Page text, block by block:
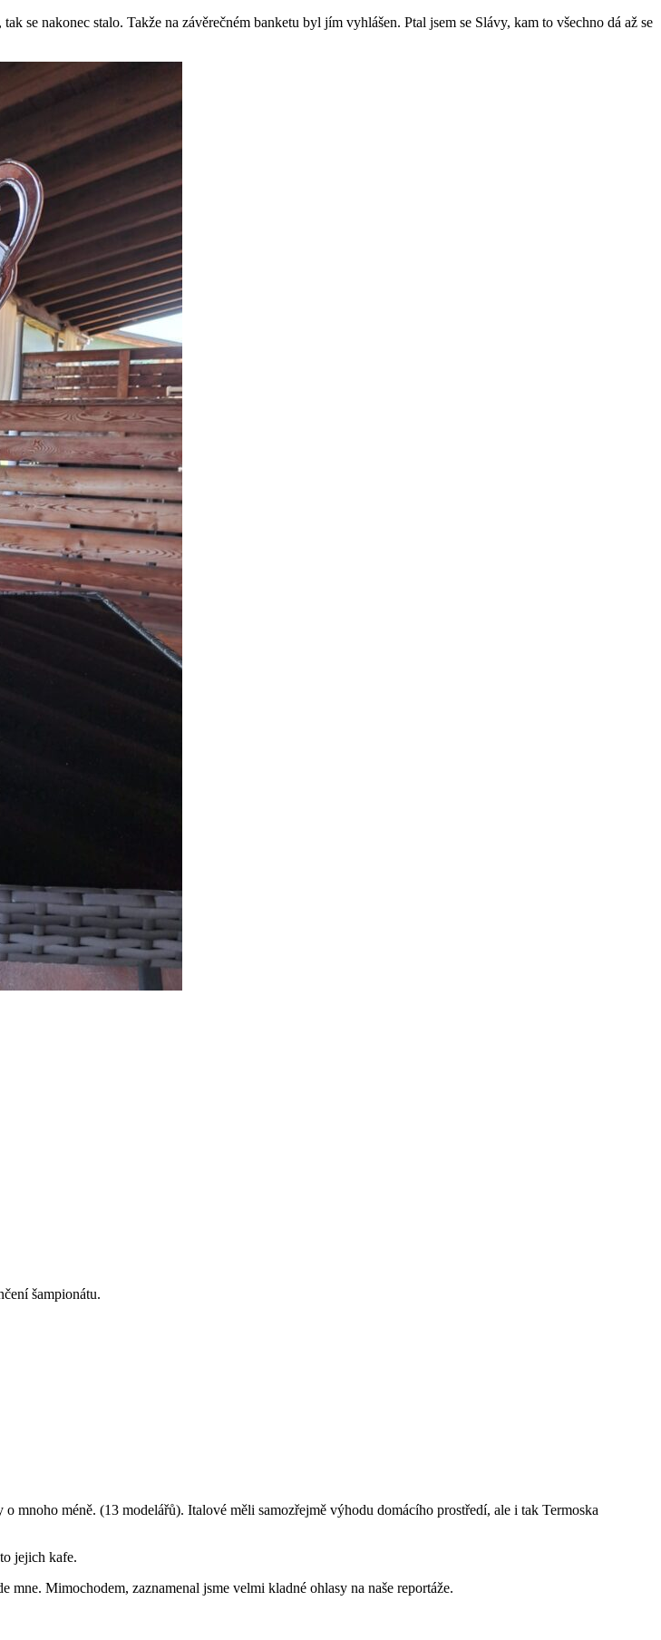
se nakonec stalo. Takže na závěrečném banketu byl jím vyhlášen. Ptal jsem se Slávy, kam to všechno dá až se
šampionátu.
mnoho méně. (13 modelářů). Italové měli samozřejmě výhodu domácího prostředí, ale i tak Termoska
jejich kafe.
Mimochodem, zaznamenal jsme velmi kladné ohlasy na naše reportáže.